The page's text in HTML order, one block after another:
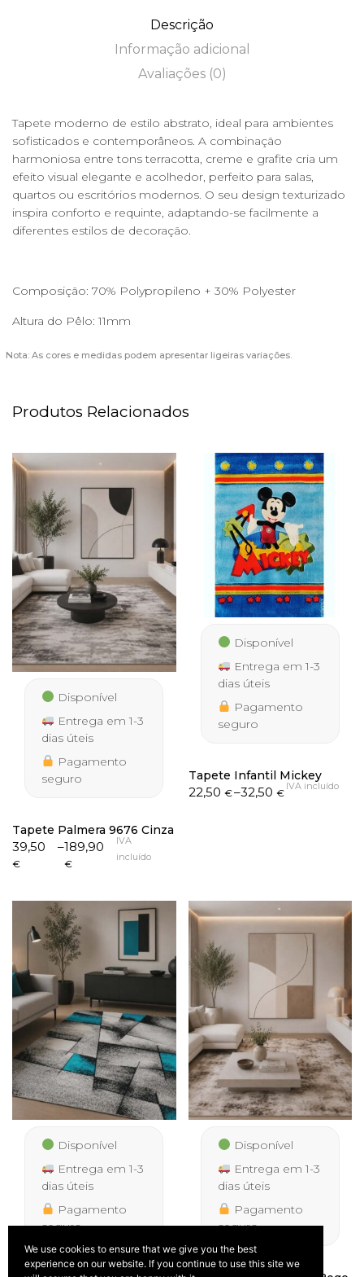
Descrição
Informação adicional
Avaliações (0)
Tapete moderno de estilo abstrato, ideal para ambientes
sofisticados e contemporâneos. A combinação
harmoniosa entre tons terracotta, creme e grafite cria um
efeito visual elegante e acolhedor, perfeito para salas,
quartos ou escritórios modernos. O seu design texturizado
inspira conforto e requinte, adaptando-se facilmente a
diferentes estilos de decoração.
Composição: 70% Polypropileno + 30% Polyester
Altura do Pêlo: 11mm
Nota: As cores e medidas podem apresentar ligeiras variações.
Produtos Relacionados
Disponível
Entrega em 1-3
dias úteis
Pagamento
seguro
Tapete Palmera 9676 Cinza
39,50
€
–189,90
€
Price
range:
189,90 €
IVA
incluído
Disponível
Entrega em 1-3
dias úteis
Pagamento
seguro
Tapete Infantil Mickey
22,50 €–32,50 €
Price
IVA incluído
Disponível
Entrega em 1-3
dias úteis
Pagamento
seguro
Disponível
Entrega em 1-3
dias úteis
Pagamento
seguro
We use cookies to ensure that we give you the best
experience on our website. If you continue to use this site we